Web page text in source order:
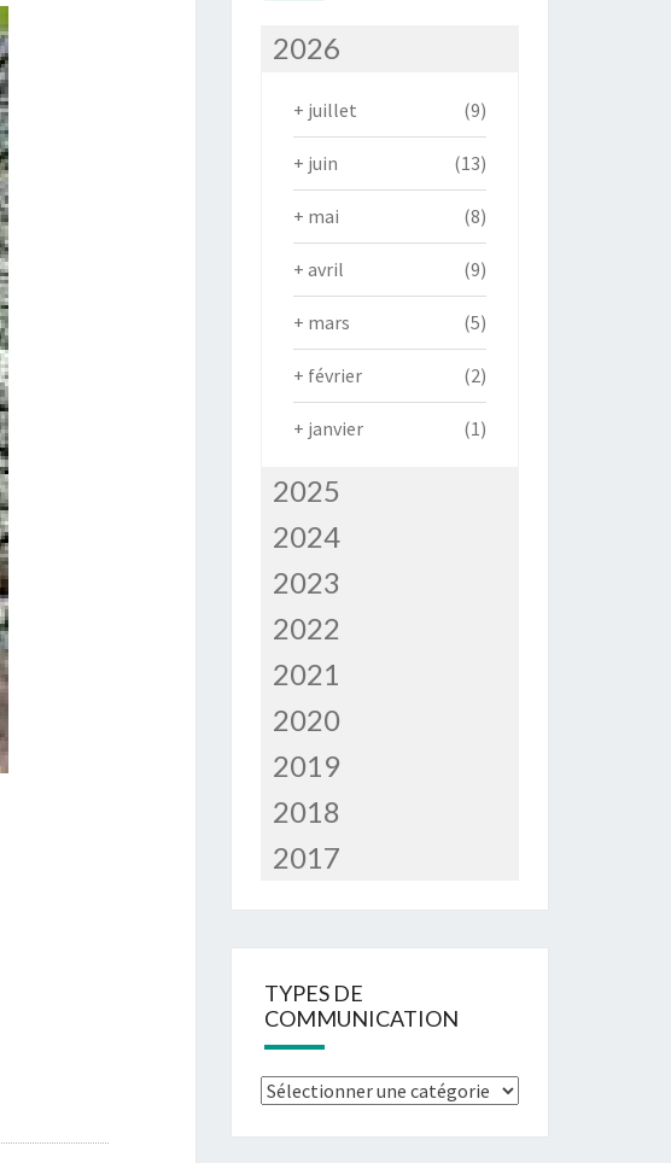
2026
+ juillet (9)
+ juin (13)
+ mai (8)
+ avril (9)
+ mars (5)
+ février (2)
+ janvier (1)
2025
2024
2023
2022
2021
2020
2019
2018
2017
TYPES DE
COMMUNICATION